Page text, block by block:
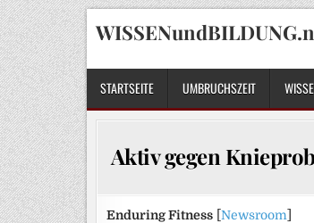
Skip
to
content
STARTSEITE UMBRUCHSZEIT
Aktiv gegen
Enduring Fitness Newsroom